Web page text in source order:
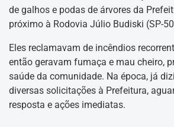
de galhos e podas de árvores da
próximo à Rodovia Júlio Budiski (SP-
Eles reclamavam de incêndios
então geravam fumaça e mau cheiro,
saúde da comunidade. Na época, já
diversas solicitações à Prefeitura,
resposta e ações imediatas.